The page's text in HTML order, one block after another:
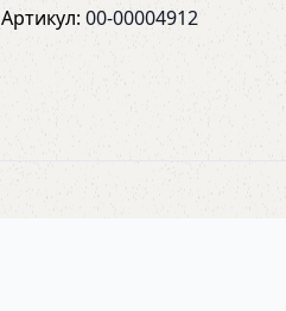
Артикул:00-00004912